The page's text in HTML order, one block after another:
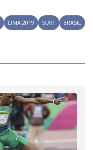
LIMA 2019 SURF BRASIL